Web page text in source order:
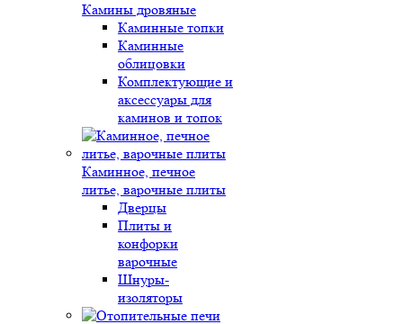
Камины дровяные
Каминные топки
Каминные
облицовки
Комплектующие и
аксессуары для
каминов и топок
Каминное, печное
литье, варочные плиты
Дверцы
Плиты и
конфорки
варочные
Шнуры-
изоляторы